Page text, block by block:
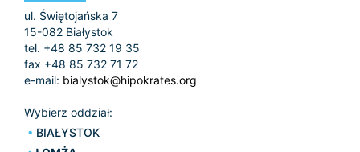
ul. Świętojańska 7
15-082 Białystok
tel. +48 85 732 19 35
fax +48 85 732 71 72
e-mail: bialystok@hipokrates.org
Wybierz oddział:
BIAŁYSTOK